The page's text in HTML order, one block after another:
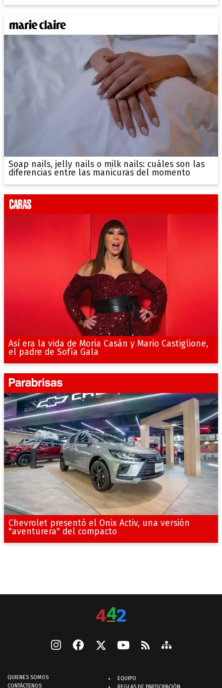
Soap nails, jelly nails o milk nails: cuáles son las
diferencias entre las manicuras del momento
Así era la vida de Moria Casán y Mario Castiglione,
el padre de Sofía Gala
Chevrolet presentó el Onix Activ, una versión
"aventurera" del compacto
QUIENES SOMOS
CONTÁCTENOS
EQUIPO